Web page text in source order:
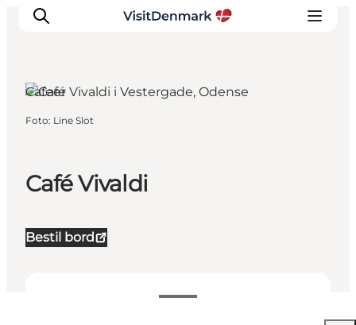
Oplevelser
Planlæg ferien
Café Vivaldi
Bestil bord
Cafeer
Foto: Line Slot